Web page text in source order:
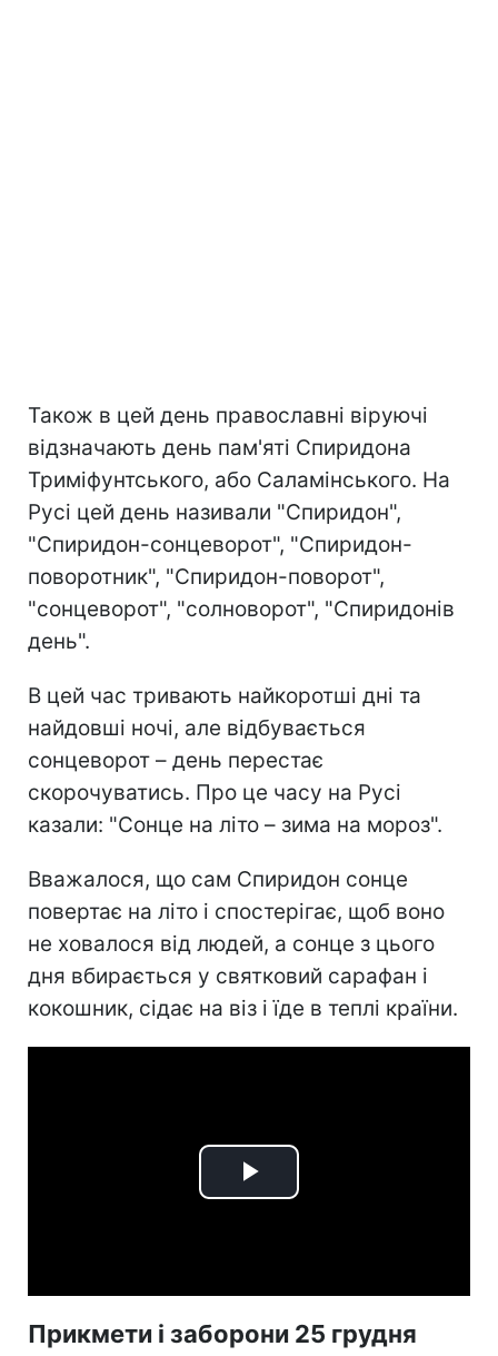
Також в цей день православні віруючі
відзначають день пам'яті Спиридона
Триміфунтського, або Саламінського. На
Русі цей день називали "Спиридон",
"Спиридон-сонцеворот", "Спиридон-
поворотник", "Спиридон-поворот",
"сонцеворот", "солноворот", "Спиридонів
день".
В цей час тривають найкоротші дні та
найдовші ночі, але відбувається
сонцеворот – день перестає
скорочуватись. Про це часу на Русі
казали: "Сонце на літо – зима на мороз".
Вважалося, що сам Спиридон сонце
повертає на літо і спостерігає, щоб воно
не ховалося від людей, а сонце з цього
дня вбирається у святковий сарафан і
кокошник, сідає на віз і їде в теплі країни.
Play
Прикмети і заборони 25 грудня